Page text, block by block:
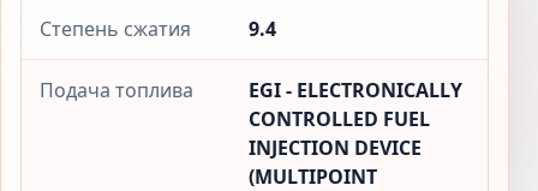
Степень сжатия 9.4
Подача топлива
EGI - ELECTRONICALLY
CONTROLLED FUEL
INJECTION DEVICE
(MULTIPOINT